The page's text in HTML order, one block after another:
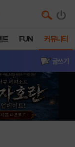
트 FUN 커뮤니티
글쓰기